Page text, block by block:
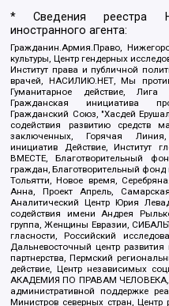
* Сведения реестра
иностранного агента:
Гражданин.Армия.Право,
культуры, Центр гендерных
Институт права и публичной
врачей, НАСИЛИЮ.НЕТ, Мы
Гуманитарное действие, Лига
Гражданская инициатива
Гражданский Союз, "Хасдей
содействия развитию средств
заключенных, Горячая
инициатив Действие, Институт
ВМЕСТЕ, Благотворительный
граждан, Благотворительный
Тольятти, Новое время,
Анна, Проект Апрель,
Аналитический Центр Юрия
содействия имени Андрея
группа, Женщины Евразии,
гласности, Российский
Дальневосточный центр
партнерства, Пермский
действие, Центр независимых
АКАДЕМИЯ ПО ПРАВАМ ЧЕЛОВЕКА,
административной поддержке
Министров северных стран, Центр